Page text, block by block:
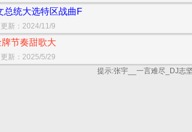
总统大选特区战曲F
新：2024/11/9
节奏甜歌大
新：2025/5/29
提示:张宇__一言难尽_DJ志